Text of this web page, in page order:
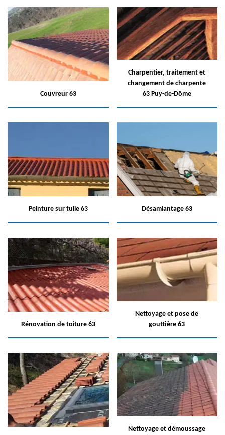
Couvreur 63
Charpentier, traitement et
changement de charpente
63 Puy-de-Dôme
Peinture sur tuile 63 Désamiantage 63
Rénovation de toiture 63
Nettoyage et pose de
gouttière 63
Nettoyage et démoussage